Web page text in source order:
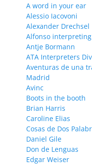
A word in your ear
Alessio Iacovoni
Alexander Drechsel
Alfonso interpreting
Antje Bormann
ATA Interpreters
Aventuras de una
Madrid
Avinc
Boots in the booth
Brian Harris
Caroline Elias
Cosas de Dos
Daniel Gile
Don de Lenguas
Edgar Weiser